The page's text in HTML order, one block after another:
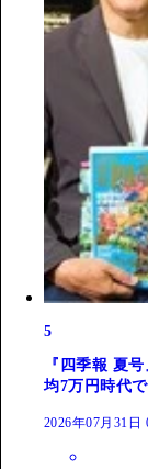
5
『四季報 夏
均7万円時代
2026年07月31日